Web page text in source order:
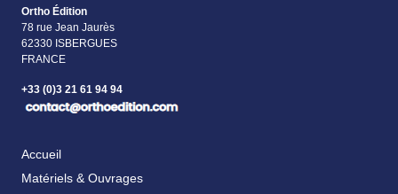
Ortho Édition
78 rue Jean Jaurès
62330 ISBERGUES
FRANCE
+33 (0)3 21 61 94 94
Accueil
Matériels & Ouvrages